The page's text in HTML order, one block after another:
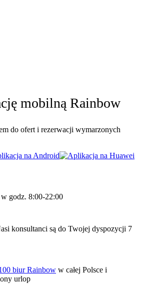
mobilną Rainbow
do ofert i rezerwacji wymarzonych
w godz. 8:00-22:00
konsultanci są do Twojej dyspozycji 7
biur Rainbow w całej Polsce i
urlop